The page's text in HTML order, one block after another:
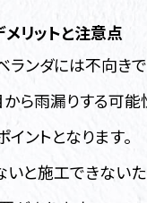
リットと注意点
ンダには不向きで
ら雨漏りする可能
ントとなります。
と施工できない